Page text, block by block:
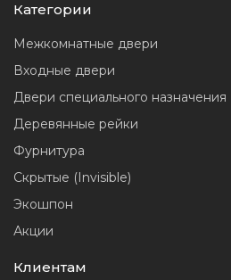
Категории
Межкомнатные двери
Входные двери
Двери специального назначения
Деревянные рейки
Фурнитура
Скрытые (Invisible)
Экошпон
Акции
Клиентам